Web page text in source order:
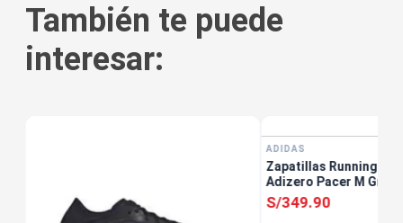
También te puede
interesar:
ADIDAS
Zapatillas Running
Adizero Pacer M Gris
S/349.90